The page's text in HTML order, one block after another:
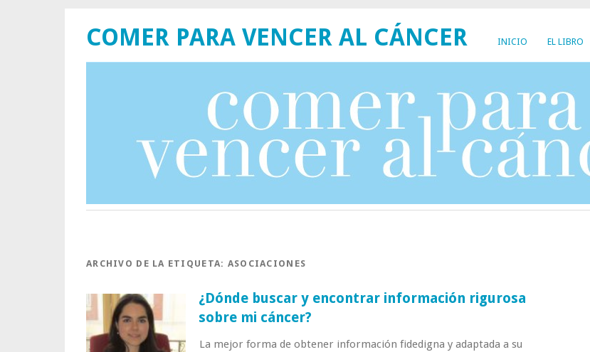
INICIO EL LIBRO
COMER PARA VENCER AL CÁNCER
ARCHIVO DE LA ETIQUETA: ASOCIACIONES
¿Dónde buscar y encontrar información rigurosa
sobre mi cáncer?
La mejor forma de obtener información fidedigna y adaptada a su